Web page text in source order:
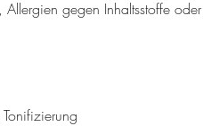
Allergien gegen Inhaltsstoffe